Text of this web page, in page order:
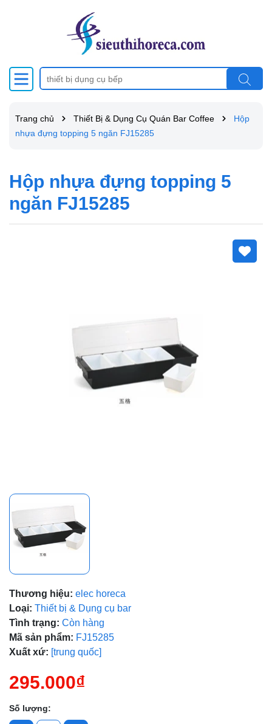
Trang chủ Thiết Bị & Dụng Cụ Quán Bar Coffee
Hộp
nhựa đựng topping 5 ngăn FJ15285
Hộp nhựa đựng topping 5
ngăn FJ15285
Thương hiệu: elec horeca
Loại: Thiết bị & Dụng cụ bar
Tình trạng: Còn hàng
Mã sản phẩm: FJ15285
Xuất xứ: [trung quốc]
295.000₫
Số lượng:
Mã giảm giá:
Ngày hết hạn:
Điều kiện: